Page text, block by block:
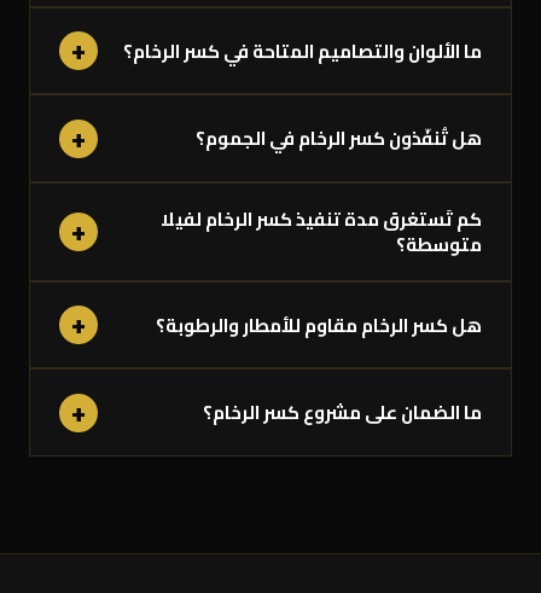
ما الألوان والتصاميم المتاحة في كسر الرخام؟ +
هل تُنفّذون كسر الرخام في الجموم؟ +
كم تَستغرق مدة تنفيذ كسر الرخام لفيلا
متوسطة؟ +
هل كسر الرخام مقاوم للأمطار والرطوبة؟ +
ما الضمان على مشروع كسر الرخام؟ +